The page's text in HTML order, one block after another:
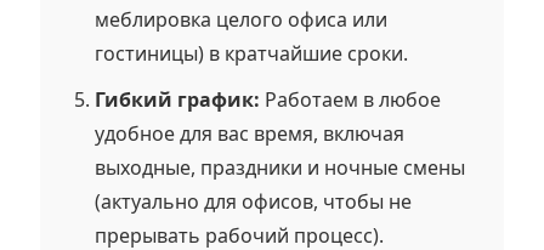
меблировка целого офиса или
гостиницы) в кратчайшие сроки.
Гибкий график: Работаем в любое
удобное для вас время, включая
выходные, праздники и ночные смены
(актуально для офисов, чтобы не
прерывать рабочий процесс).